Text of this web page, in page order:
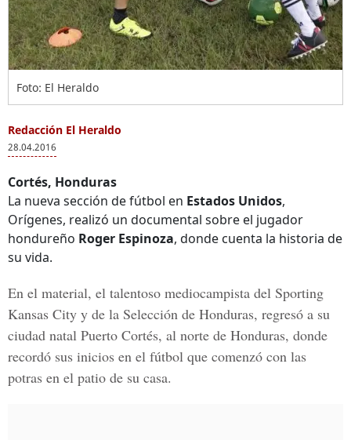
Foto: El Heraldo
Redacción El Heraldo
28.04.2016
Cortés, Honduras
La nueva sección de fútbol en Estados Unidos,
Orígenes, realizó un documental sobre el jugador
hondureño Roger Espinoza, donde cuenta la historia de
su vida.
En el material, el talentoso mediocampista del Sporting
Kansas City y de la Selección de Honduras, regresó a su
ciudad natal Puerto Cortés, al norte de Honduras, donde
recordó sus inicios en el fútbol que comenzó con las
potras en el patio de su casa.